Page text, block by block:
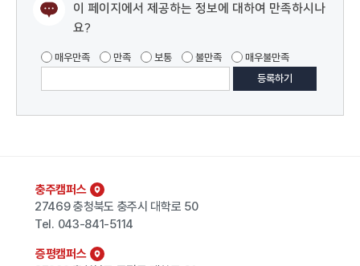
이 페이지에서 제공하는 정보에 대하여 만족하시나
요?
매우만족 만족 보통 불만족 매우불만족
충주캠퍼스
27469 충청북도 충주시 대학로 50
Tel. 043-841-5114
증평캠퍼스